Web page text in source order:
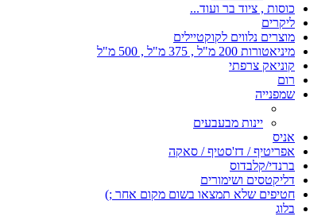
כוסות , ציוד בר ועוד...
ליקרים
מוצרים נלווים לקוקטיילים
מיניאטורות 200 מ"ל , 375 מ"ל , 500 מ"ל
קוניאק צרפתי
רום
שמפנייה
יינות מבעבעים
אניס
אפריטיף / דז'סטיף / סאקה
ברנדי/קלבדוס
דליקטסים ושימורים
חטיפים שלא תמצאו בשום מקום אחר ;)
בלוג